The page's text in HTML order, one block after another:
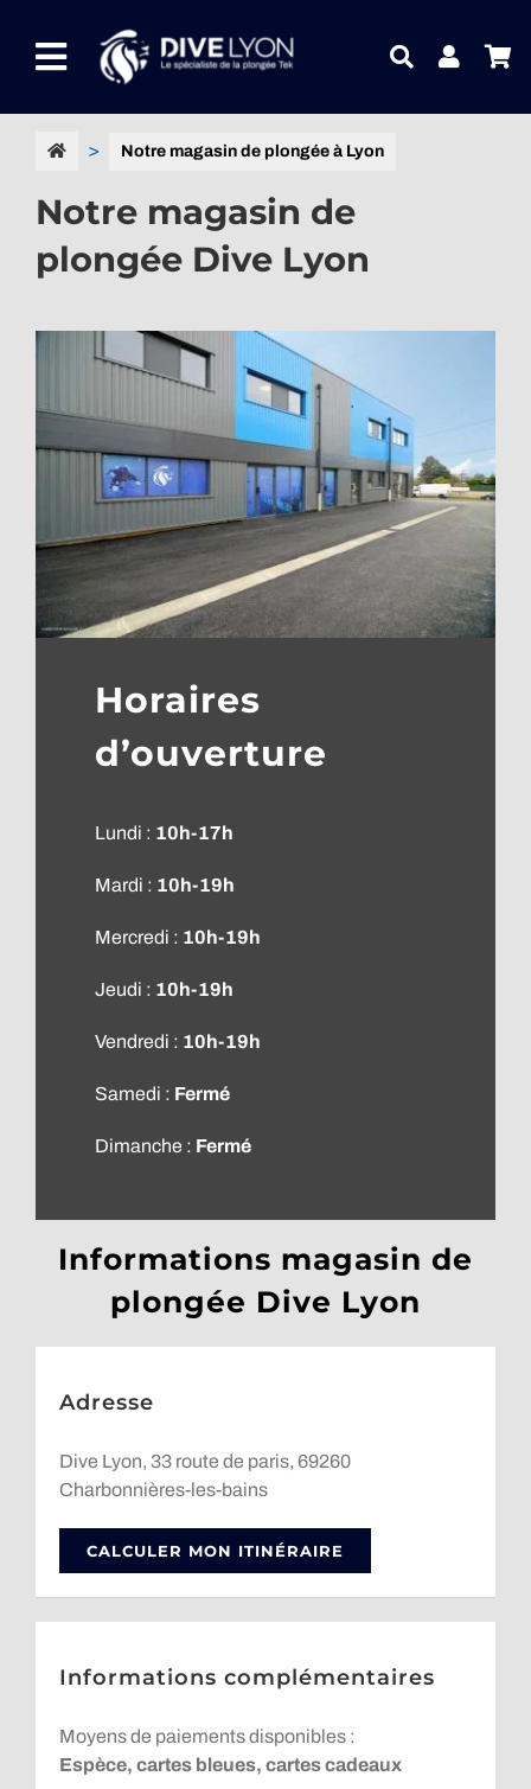
contenuToggle
Navigation
NOTRE UNIVERS PRODUITS
NOTRE MAGASIN
CONTACTEZ-NOUS
IDEES CADEAUX
Blog
Notre magasin de plongée à Lyon
Notre magasin de
plongée Dive Lyon
Horaires
d’ouverture
Lundi : 10h-17h
Mardi : 10h-19h
Mercredi : 10h-19h
Jeudi : 10h-19h
Vendredi : 10h-19h
Samedi : Fermé
Dimanche : Fermé
Informations magasin de
plongée Dive Lyon
Adresse
Dive Lyon, 33 route de paris, 69260
Charbonnières-les-bains
CALCULER MON ITINÉRAIRE
Informations complémentaires
Moyens de paiements disponibles :
Espèce, cartes bleues, cartes cadeaux